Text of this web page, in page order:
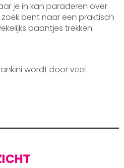
je in kan paraderen over
bent naar een praktisch
baantjes trekken.
wordt door veel